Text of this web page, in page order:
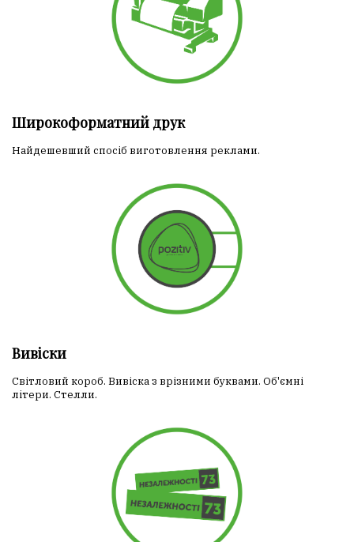
Широкоформатний друк
Найдешевший спосіб виготовлення реклами.
Вивіски
Світловий короб. Вивіска з врізними буквами. Об'ємні
літери. Стелли.